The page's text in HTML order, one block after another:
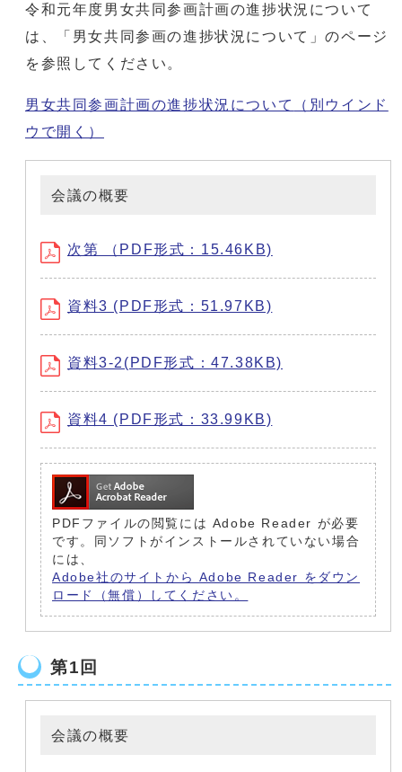
令和元年度男女共同参画計画の進捗状況について
は、「男女共同参画の進捗状況について」のページ
を参照してください。
男女共同参画計画の進捗状況について
（別ウインド
ウで開く）
会議の概要
次第 （PDF形式：15.46KB)
資料3 (PDF形式：51.97KB)
資料3-2(PDF形式：47.38KB)
資料4 (PDF形式：33.99KB)
PDFファイルの閲覧には Adobe Reader が必要
です。同ソフトがインストールされていない場合
には、
Adobe社のサイトから Adobe Reader をダウン
ロード（無償）してください。
第1回
会議の概要